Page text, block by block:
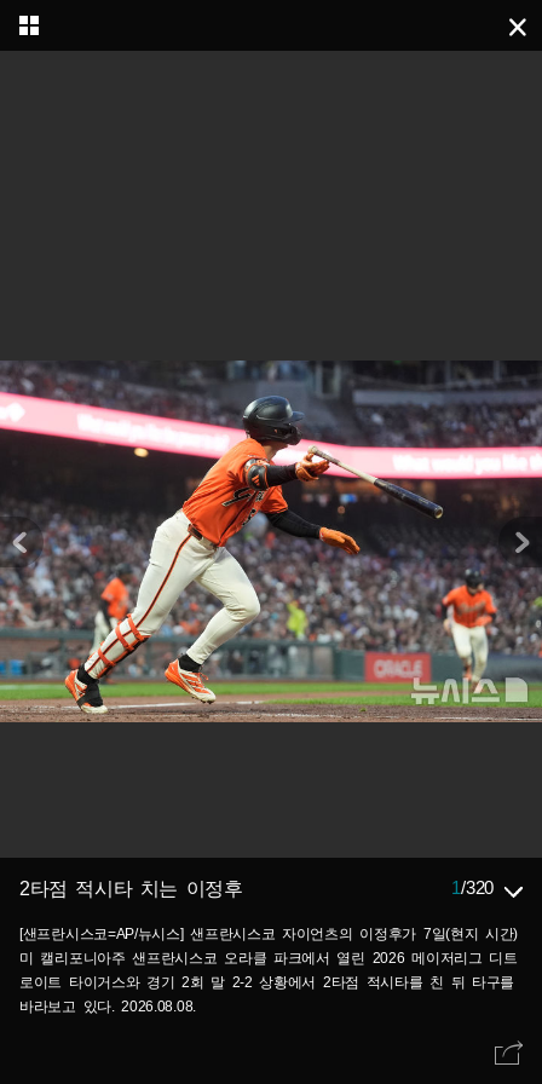
2타점 적시타 치는 이정후 1/320
[샌프란시스코=AP/뉴시스] 샌프란시스코 자이언츠의 이정후가 7일(현지 시간)
미 캘리포니아주 샌프란시스코 오라클 파크에서 열린 2026 메이저리그 디트
로이트 타이거스와 경기 2회 말 2-2 상황에서 2타점 적시타를 친 뒤 타구를
바라보고 있다. 2026.08.08.